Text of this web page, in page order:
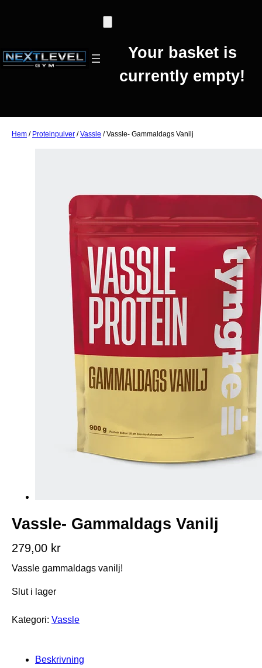
Your basket is
currently empty!
Hem / Proteinpulver /Vassle / Vassle- Gammaldags Vanilj
Vassle- Gammaldags Vanilj
279,00 kr
Vassle gammaldags vanilj!
Slut i lager
Kategori: Vassle
Beskrivning